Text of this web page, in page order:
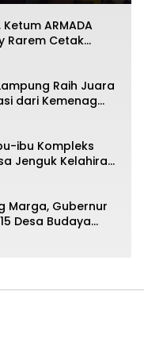
ARMADA
Rarem Cetak
Raih Juara
dari Kemenag
ibu Kompleks
Jenguk Kelahiran
Marga, Gubernur
Desa Budaya